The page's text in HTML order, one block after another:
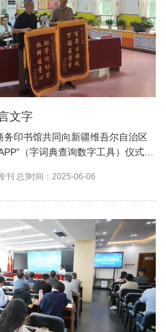
文字
印书馆共同向新疆维吾尔自治区
（字词典查询数字工具）仪式日
刊 总第771期
时间：2025-06-06